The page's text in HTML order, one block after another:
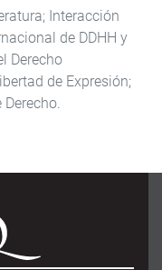
Interacción
de DDHH y
Derecho
de Expresión;